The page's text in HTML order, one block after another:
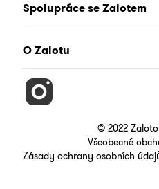
Spolupráce se Zalotem
O Zalotu
© 2022
Všeobecné
Zásady ochrany osobních